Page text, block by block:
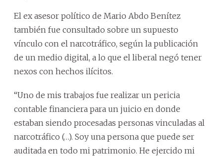
El ex asesor político de Mario Abdo Benítez
también fue consultado sobre un supuesto
vínculo con el narcotráfico, según la publicación
de un medio digital, a lo que el liberal negó tener
nexos con hechos ilícitos.
“Uno de mis trabajos fue realizar un pericia
contable financiera para un juicio en donde
estaban siendo procesadas personas vinculadas al
narcotráfico (…). Soy una persona que puede ser
auditada en todo mi patrimonio. He ejercido mi